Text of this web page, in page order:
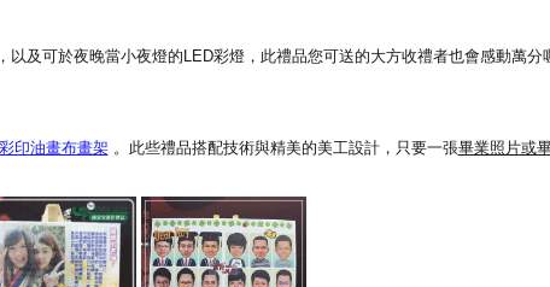
及可於夜晚當小夜燈的LED彩燈，此禮品您可送的大方收禮者也會感動萬分
彩印油畫布畫架 。此些禮品搭配技術與精美的美工設計，只要一張畢業照片或